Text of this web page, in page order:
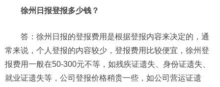
徐州日报登报多少钱？
答：徐州日报的登报费用是根据登报内容来决定的，通
常来说，个人登报的内容较少，登报费用比较便宜，徐州登
报费用一般在50-300元不等，如残疾证遗失、身份证遗失、
就业证遗失等，公司登报价格稍贵一些，如公司营运证遗